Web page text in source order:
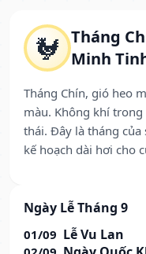
🐓 Tháng
Minh
Tháng Chín, gió heo
màu. Không khí
thái. Đây là tháng
kế hoạch dài hơi cho
Ngày Lễ Tháng 9
01/09 Lễ Vu Lan